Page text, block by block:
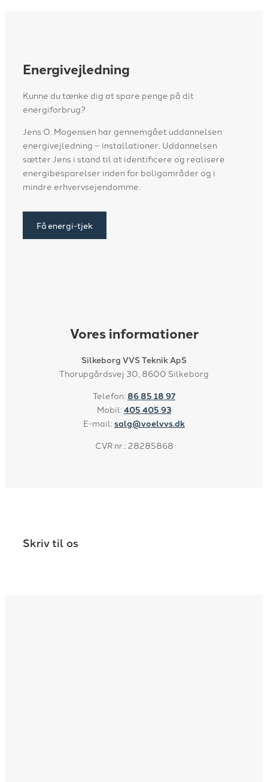
Energivejledning
​Kunne du tænke dig at spare penge på dit
energiforbrug?
​Jens O. Mogensen har gennemgået uddannelsen
energivejledning – installationer. Uddannelsen
sætter Jens i stand til at identificere og realisere
energibesparelser inden for boligområder og i
mindre erhvervsejendomme.
Få energi-tjek
Vores informationer
Silkeborg VVS Teknik ApS
​​Thorupgårdsvej 30, 8600 Silkeborg
Telefon: 86 85 18 97
Mobil: 405 405 93
E-mail: salg@voelvvs.dk
CVR nr.: 28285868
Skriv til os